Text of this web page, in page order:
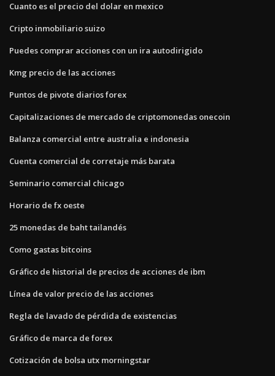
Cuanto es el precio del dolar en mexico
Cripto inmobiliario suizo
Puedes comprar acciones con un ira autodirigido
Kmg precio de las acciones
Puntos de pivote diarios forex
Capitalizaciones de mercado de criptomonedas onecoin
Balanza comercial entre australia e indonesia
Cuenta comercial de corretaje más barata
Seminario comercial chicago
Horario de fx oeste
25 monedas de baht tailandés
Como gastas bitcoins
Gráfico de historial de precios de acciones de ibm
Línea de valor precio de las acciones
Regla de lavado de pérdida de existencias
Gráfico de marca de forex
Cotización de bolsa utx morningstar